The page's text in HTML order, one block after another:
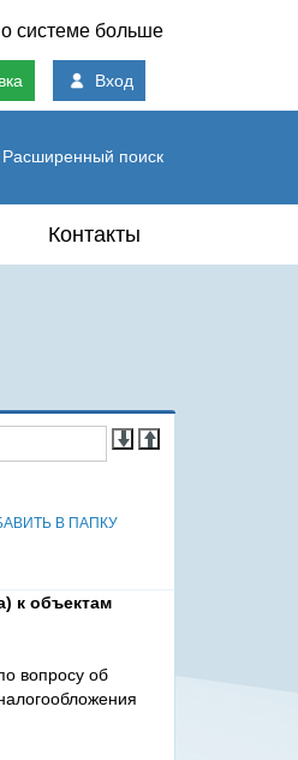
о системе больше
Вход
Расширенный поиск
Контакты
В ПАПКУ
к объектам
вопросу об